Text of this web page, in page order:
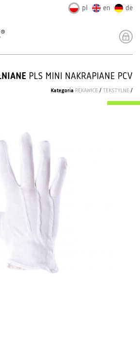
pl en de
PLS MINI NAKRAPIANE PCV
Kategoria RĘKAWICE / TEKSTYLNE /